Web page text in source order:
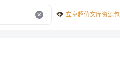
立享超值文库资源包